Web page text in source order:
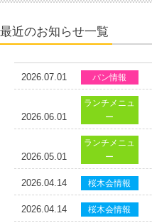
最近のお知らせ一覧
2026.07.01 パン情報
2026.06.01
ランチメニュ
ー
2026.05.01
ランチメニュ
ー
2026.04.14 桜木会情報
2026.04.14 桜木会情報